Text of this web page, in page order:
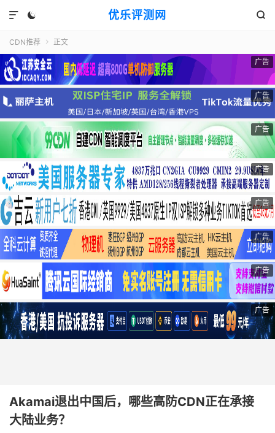
优乐评测网
 

CDN推荐  正文
广告
广告
广告
广告
广告
广告
广告
广告
Akamai退出中国后，哪些高防CDN正在承接
大陆业务？